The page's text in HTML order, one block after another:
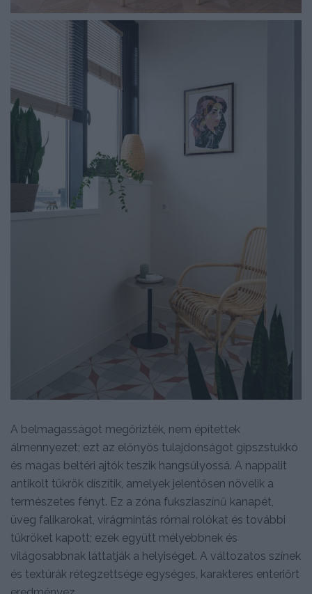
A belmagasságot megőrizték, nem építettek
álmennyezet; ezt az előnyös tulajdonságot gipszstukkó
és magas beltéri ajtók teszik hangsúlyossá. A nappalit
antikolt tükrök díszítik, amelyek jelentősen növelik a
természetes fényt. Ez a zóna fuksziaszínű kanapét,
üveg falikarokat, virágmintás római rolókat és további
tükröket kapott; ezek együtt mélyebbnek és
világosabbnak láttatják a helyiséget. A változatos színek
és textúrák rétegzettsége egységes, karakteres enteriőrt